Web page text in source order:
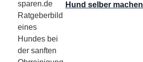
Hund selber machen